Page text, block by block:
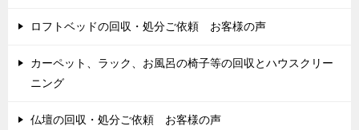
ロフトベッドの回収・処分ご依頼 お客様の声
カーペット、ラック、お風呂の椅子等の回収とハウスクリー
ニング
仏壇の回収・処分ご依頼 お客様の声